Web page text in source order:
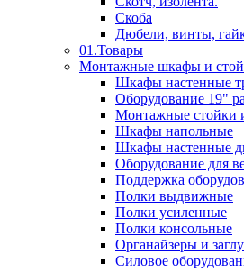
Скоба
Дюбели, винты,
01.Товары
Монтажные шкафы и
Шкафы настенные
Оборудование 19"
Монтажные стойки
Шкафы напольные
Шкафы настенные
Оборудование для
Поддержка
Полки выдвижные
Полки усиленные
Полки консольные
Органайзеры и
Силовое